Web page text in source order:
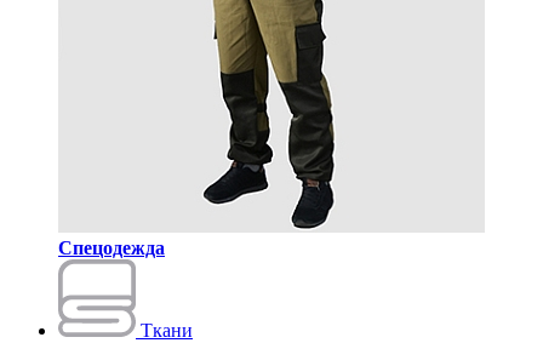
Спецодежда
Ткани